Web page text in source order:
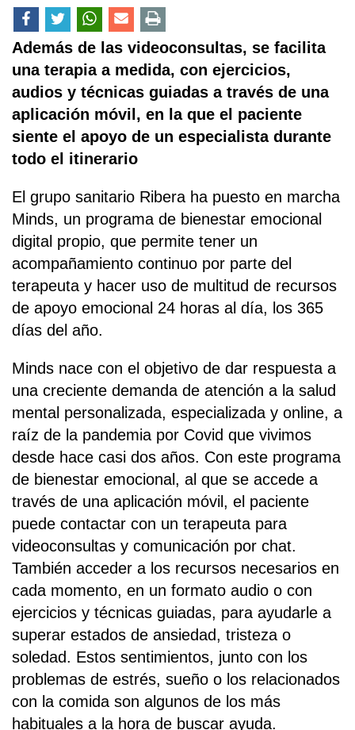
Además de las videoconsultas, se facilita
una terapia a medida, con ejercicios,
audios y técnicas guiadas a través de una
aplicación móvil, en la que el paciente
siente el apoyo de un especialista durante
todo el itinerario
El grupo sanitario Ribera ha puesto en marcha
Minds, un programa de bienestar emocional
digital propio, que permite tener un
acompañamiento continuo por parte del
terapeuta y hacer uso de multitud de recursos
de apoyo emocional 24 horas al día, los 365
días del año.
Minds nace con el objetivo de dar respuesta a
una creciente demanda de atención a la salud
mental personalizada, especializada y online, a
raíz de la pandemia por Covid que vivimos
desde hace casi dos años. Con este programa
de bienestar emocional, al que se accede a
través de una aplicación móvil, el paciente
puede contactar con un terapeuta para
videoconsultas y comunicación por chat.
También acceder a los recursos necesarios en
cada momento, en un formato audio o con
ejercicios y técnicas guiadas, para ayudarle a
superar estados de ansiedad, tristeza o
soledad. Estos sentimientos, junto con los
problemas de estrés, sueño o los relacionados
con la comida son algunos de los más
habituales a la hora de buscar ayuda.